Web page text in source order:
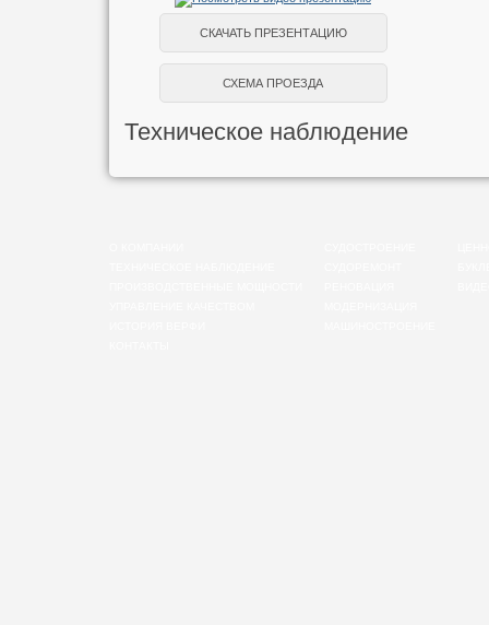
СКАЧАТЬ ПРЕЗЕНТАЦИЮ
СХЕМА ПРОЕЗДА
Техническое наблюдение